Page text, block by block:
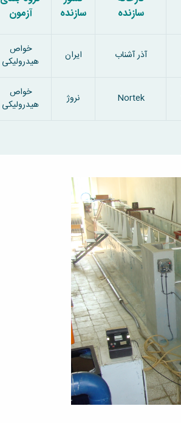
سازنده
سازنده
آزمون
آذر آشناب ایران
خواص
هیدرولیکی
Nortek نروژ
خواص
هیدرولیکی